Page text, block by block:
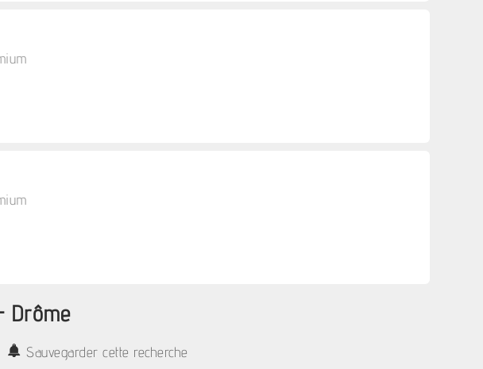
Drôme
Sauvegarder cette recherche